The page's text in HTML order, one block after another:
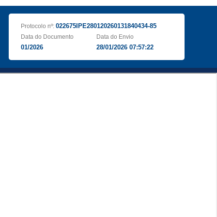
Protocolo nº: 022675IPE280120260131840434-85
Data do Documento
01/2026
Data do Envio
28/01/2026 07:57:22